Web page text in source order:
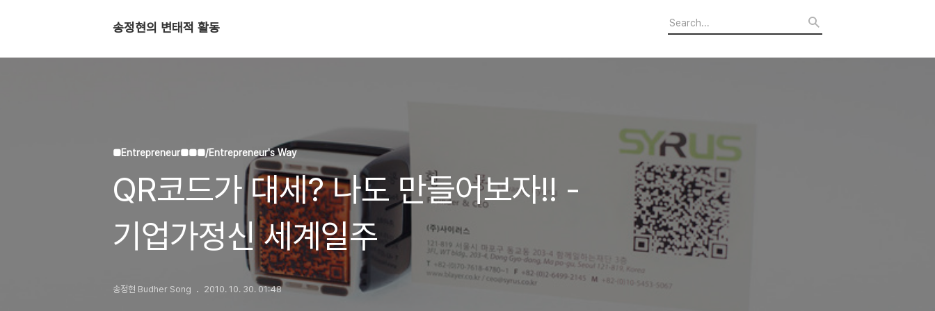
송정현의 변태적 활동
■Entrepreneur■■■/Entrepreneur's Way
QR코드가 대세? 나도 만들어보자!! -
기업가정신 세계일주
송정현 Budher Song 2010. 10. 30. 01:48